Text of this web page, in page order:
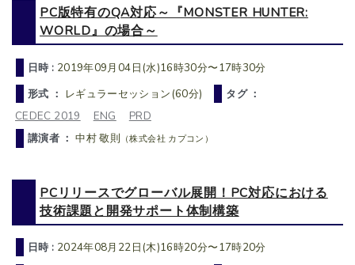
PC版特有のQA対応～『MONSTER HUNTER:
WORLD』の場合～
日時 : 2019年09月04日(水)16時30分〜17時30分
形式 ： レギュラーセッション(60分)
タグ ：
CEDEC 2019
ENG
PRD
講演者 ：中村 敬則 （株式会社 カプコン）
PCリリースでグローバル展開！PC対応における
技術課題と開発サポート体制構築
日時 : 2024年08月22日(木)16時20分〜17時20分